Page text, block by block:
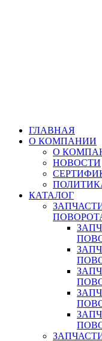
ГЛАВНАЯ
О КОМПАНИИ
О
НОВОСТИ
КАТАЛОГ